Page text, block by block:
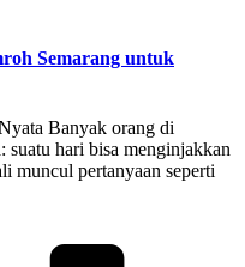
Semarang untuk
Banyak orang di
suatu hari bisa menginjakkan
muncul pertanyaan seperti